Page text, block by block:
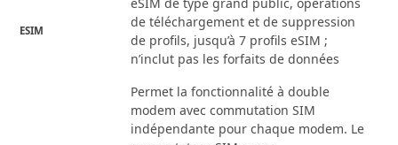
ESIM
eSIM de type grand public, opérations
de téléchargement et de suppression
de profils, jusqu’à 7 profils eSIM ;
n’inclut pas les forfaits de données
Permet la fonctionnalité à double
modem avec commutation SIM
indépendante pour chaque modem. Le